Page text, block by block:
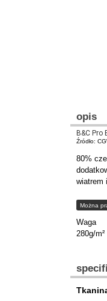
opis
B&C Pro
Źródło:
80%
wiatrem
Można
Waga
280g/m²